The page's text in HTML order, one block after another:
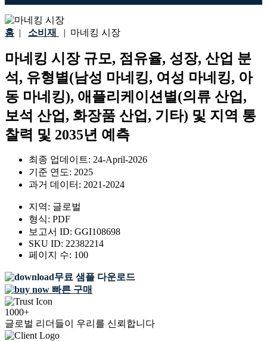
홈 | 소비재 | 마네킹 시장
마네킹 시장 규모, 점유율, 성장, 산업 분
석, 유형별(남성 마네킹, 여성 마네킹, 아
동 마네킹), 애플리케이션별(의류 산업,
보석 산업, 화장품 산업, 기타) 및 지역 통
찰력 및 2035년 예측
최종 업데이트: 24-April-2026
기준 연도: 2025
과거 데이터: 2021-2024
지역: 글로벌
형식: PDF
보고서 ID: GGI108698
SKU ID: 22382214
페이지 수: 100
무료 샘플 다운로드
빠른 구매
1000+
글로벌 리더들이 우리를 신뢰합니다